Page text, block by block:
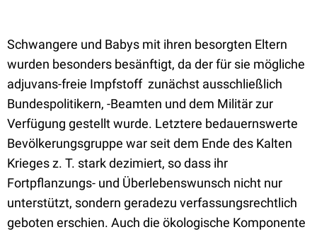
Schwangere und Babys mit ihren besorgten Eltern
wurden besonders besänftigt, da der für sie mögliche
adjuvans-freie Impfstoff zunächst ausschließlich
Bundespolitikern, -Beamten und dem Militär zur
Verfügung gestellt wurde. Letztere bedauernswerte
Bevölkerungsgruppe war seit dem Ende des Kalten
Krieges z. T. stark dezimiert, so dass ihr
Fortpflanzungs- und Überlebenswunsch nicht nur
unterstützt, sondern geradezu verfassungsrechtlich
geboten erschien. Auch die ökologische Komponente